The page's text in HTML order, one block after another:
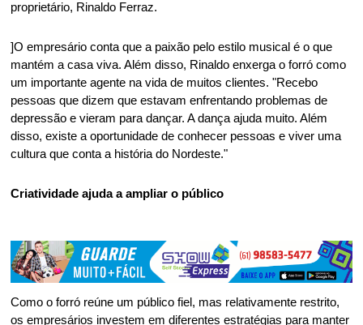
proprietário, Rinaldo Ferraz.
]O empresário conta que a paixão pelo estilo musical é o que
mantém a casa viva. Além disso, Rinaldo enxerga o forró como
um importante agente na vida de muitos clientes. "Recebo
pessoas que dizem que estavam enfrentando problemas de
depressão e vieram para dançar. A dança ajuda muito. Além
disso, existe a oportunidade de conhecer pessoas e viver uma
cultura que conta a história do Nordeste."
Criatividade ajuda a ampliar o público
Como o forró reúne um público fiel, mas relativamente restrito,
os empresários investem em diferentes estratégias para manter